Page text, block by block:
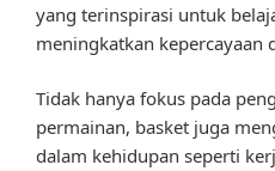
yang terinspirasi untuk
meningkatkan kepercayaan
Tidak hanya fokus pada
permainan, basket juga
dalam kehidupan seperti